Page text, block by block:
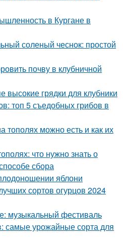
в Кургане в
соленый чеснок: простой
почву в клубничной
высокие грядки для клубники
топ 5 съедобных грибов в
тополях можно есть и как их
что нужно знать о
сбора
яблони
сортов огурцов 2024
музыкальный фестиваль
самые урожайные сорта для